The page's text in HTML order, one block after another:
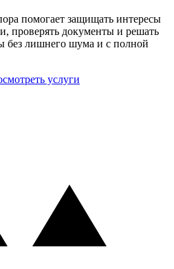
помогает защищать интересы
проверять документы и решать
без лишнего шума и с полной
услуги